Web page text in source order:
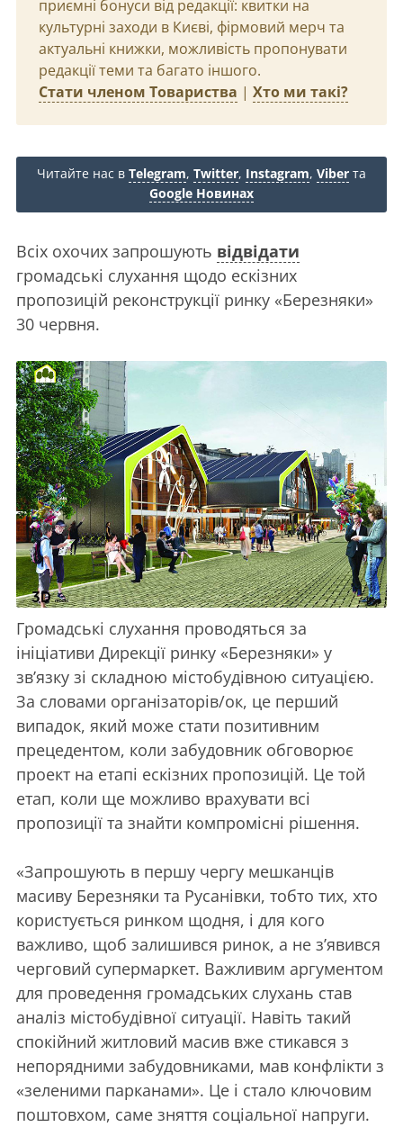
приємні бонуси від редакції: квитки на
культурні заходи в Києві, фірмовий мерч та
актуальні книжки, можливість пропонувати
редакції теми та багато іншого.
Стати членом Товариства | Хто ми такі?
Читайте нас в Telegram, Twitter, Instagram, Viber та
Google Новинах
Всіх охочих запрошують відвідати
громадські слухання щодо ескізних
пропозицій реконструкції ринку «Березняки»
30 червня.
Громадські слухання проводяться за
ініціативи Дирекції ринку «Березняки» у
зв’язку зі складною містобудівною ситуацією.
За словами організаторів/ок, це перший
випадок, який може стати позитивним
прецедентом, коли забудовник обговорює
проект на етапі ескізних пропозицій. Це той
етап, коли ще можливо врахувати всі
пропозиції та знайти компромісні рішення.
«Запрошують в першу чергу мешканців
масиву Березняки та Русанівки, тобто тих, хто
користується ринком щодня, і для кого
важливо, щоб залишився ринок, а не з’явився
черговий супермаркет. Важливим аргументом
для проведення громадських слухань став
аналіз містобудівної ситуації. Навіть такий
спокійний житловий масив вже стикався з
непорядними забудовниками, мав конфлікти з
«зеленими парканами». Це і стало ключовим
поштовхом, саме зняття соціальної напруги.